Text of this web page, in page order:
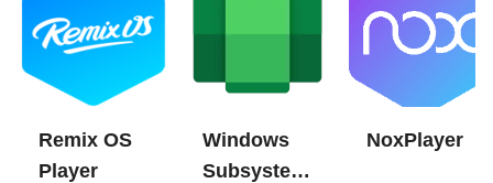
Remix OS
Player
Windows
Subsystem
NoxPlayer